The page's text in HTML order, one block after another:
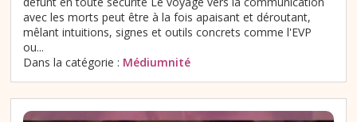
avec les morts peut être à la fois apaisant et déroutant,
mêlant intuitions, signes et outils concrets comme l'EVP
ou...
Dans la catégorie : Médiumnité